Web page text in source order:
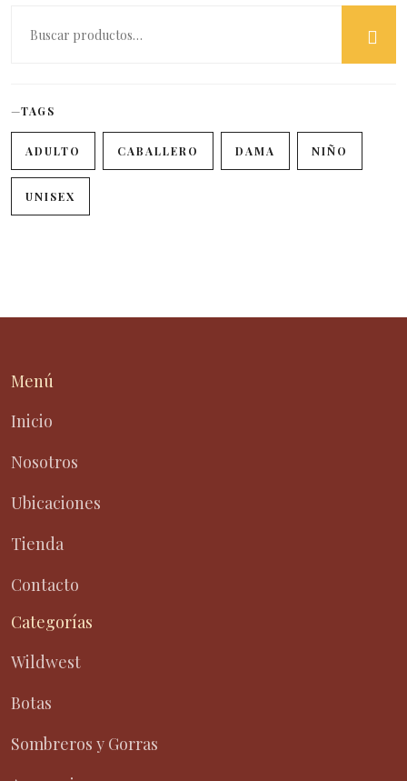
TAGS
ADULTO CABALLERO DAMA NIÑO
UNISEX
Menú
Inicio
Nosotros
Ubicaciones
Tienda
Contacto
Categorías
Wildwest
Botas
Sombreros y Gorras